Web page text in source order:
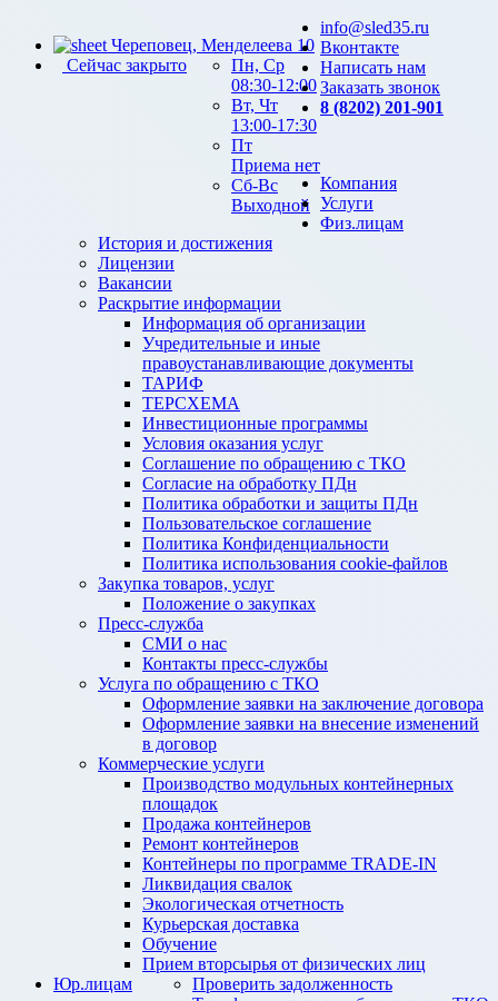
Череповец, Менделеева 10
Сейчас закрыто
Пн, Ср
08:30-12:00
Вт, Чт
13:00-17:30
Пт
Приема нет
Сб-Вс
Выходной
info@sled35.ru
Вконтакте
Написать нам
Заказать звонок
8 (8202) 201-901
Компания
История и достижения
Лицензии
Вакансии
Раскрытие информации
Информация об организации
Учредительные и иные
правоустанавливающие документы
ТАРИФ
ТЕРСХЕМА
Инвестиционные программы
Условия оказания услуг
Соглашение по обращению с ТКО
Согласие на обработку ПДн
Политика обработки и защиты ПДн
Пользовательское соглашение
Политика Конфиденциальности
Политика использования cookie-файлов
Закупка товаров, услуг
Положение о закупках
Пресс-служба
СМИ о нас
Контакты пресс-службы
Услуги
Услуга по обращению с ТКО
Оформление заявки на заключение договора
Оформление заявки на внесение изменений
в договор
Коммерческие услуги
Производство модульных контейнерных
площадок
Продажа контейнеров
Ремонт контейнеров
Контейнеры по программе TRADE-IN
Ликвидация свалок
Экологическая отчетность
Курьерская доставка
Обучение
Прием вторсырья от физических лиц
Физ.лицам
Проверить задолженность
Юр.лицам